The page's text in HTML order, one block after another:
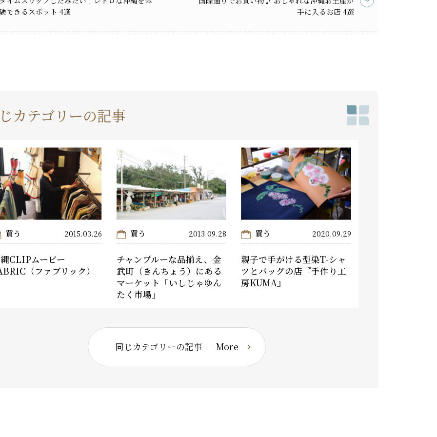
できるスポット 4選
手に入るお店 4選
カテゴリーの記事
買う 2015.03.26
CLIPムービー
（ファブリック）
買う 2013.09.28
チャンプルーな品揃え、金
武町（きんちょう）にある
マーケット「いしじゃゆん
たく市場」
買う 2020.09.29
親子で手がける型染T-シャ
ツとバッグの店『手作り工
房KUMA』
同じカテゴリーの記事 ─ More